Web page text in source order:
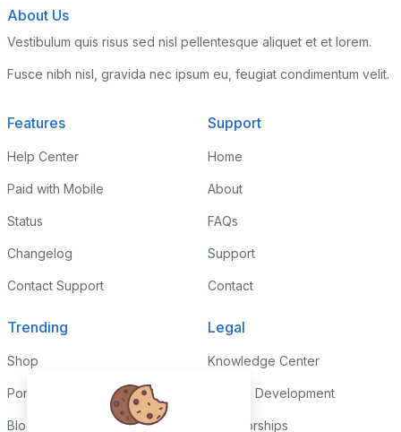
About Us
Vestibulum quis risus sed nisl pellentesque aliquet et et lorem.
Fusce nibh nisl, gravida nec ipsum eu, feugiat condimentum velit.
Features
Help Center
Paid with Mobile
Status
Changelog
Contact Support
Support
Home
About
FAQs
Support
Contact
Trending
Shop
Portfolio
Blog
Legal
Knowledge Center
Custom Development
Sponsorships